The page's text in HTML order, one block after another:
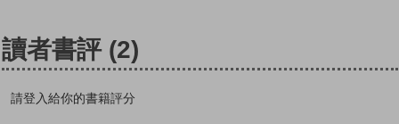
讀者書評 (2)
請登入給你的書籍評分